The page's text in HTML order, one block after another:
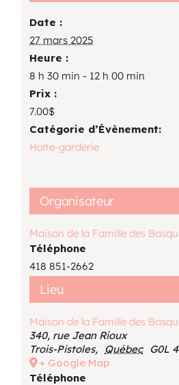
Date :
27 mars 2025
Heure :
8 h 30 min - 12 h 00 min
Prix :
7.00$
Catégorie d’Évènement:
Halte-garderie
Lieu
Maison de la Famille des
340, rue Jean Rioux
Trois-Pistoles, Québec G0L
+ Google Map
Téléphone
Organisateur
Maison de la Famille des
Téléphone
418 851-2662